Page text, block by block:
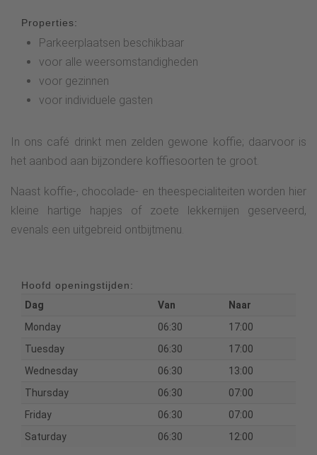
Properties:
Parkeerplaatsen beschikbaar
voor alle weersomstandigheden
voor gezinnen
voor individuele gasten
In ons café drinkt men zelden gewone koffie; daarvoor is
het aanbod aan bijzondere koffiesoorten te groot.
Naast koffie-, chocolade- en theespecialiteiten worden hier
kleine hartige hapjes of zoete lekkernijen geserveerd,
evenals een uitgebreid ontbijtmenu.
Hoofd openingstijden:
Dag
Van
Naar
Monday
06:30
17:00
Tuesday
06:30
17:00
Wednesday
06:30
13:00
Thursday
06:30
07:00
Friday
06:30
07:00
Saturday
06:30 12:00